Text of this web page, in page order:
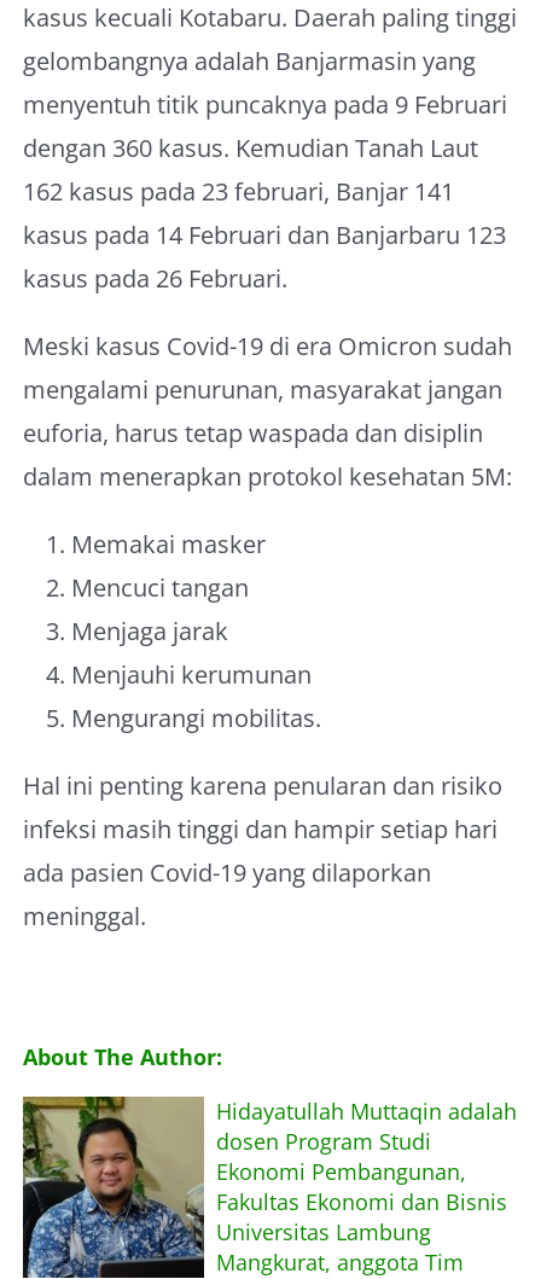
kasus kecuali Kotabaru. Daerah paling tinggi
gelombangnya adalah Banjarmasin yang
menyentuh titik puncaknya pada 9 Februari
dengan 360 kasus. Kemudian Tanah Laut
162 kasus pada 23 februari, Banjar 141
kasus pada 14 Februari dan Banjarbaru 123
kasus pada 26 Februari.
Meski kasus Covid-19 di era Omicron sudah
mengalami penurunan, masyarakat jangan
euforia, harus tetap waspada dan disiplin
dalam menerapkan protokol kesehatan 5M:
Memakai masker
Mencuci tangan
Menjaga jarak
Menjauhi kerumunan
Mengurangi mobilitas.
Hal ini penting karena penularan dan risiko
infeksi masih tinggi dan hampir setiap hari
ada pasien Covid-19 yang dilaporkan
meninggal.
About The Author:
Hidayatullah Muttaqin adalah
dosen Program Studi
Ekonomi Pembangunan,
Fakultas Ekonomi dan Bisnis
Universitas Lambung
Mangkurat, anggota Tim